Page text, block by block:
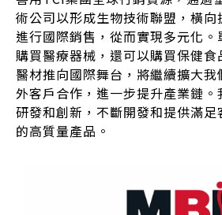
術公司以形成生物技術聯盟，橫
進行國際銷售，從而實現多元化
購買醫療器械，還可以購買保健
醫材推向國際舞台，將繼續擴大
外客戶合作，進一步提升產業鏈
研發和創新，不斷開發和提供滿
的高質量產品。